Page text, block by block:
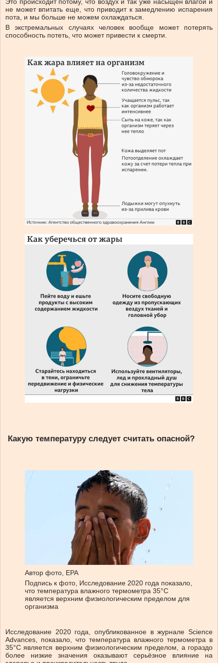
Это происходит потому, что воздух и так уже насыщен влагой и
не может впитать еще, что приводит к замедлению испарения
пота, и мы больше не можем охлаждаться.
В экстремальных случаях человек вообще может потерять
способность потеть, что может привести к смерти.
Какую температуру следует считать опасной?
Автор фото, EPA
Подпись к фото, Исследование 2020 года показало,
что температура влажного термометра 35°C
является верхним физиологическим пределом для
организма
Исследование 2020 года, опубликованное в журнале Science
Advances, показало, что температура влажного термометра в
35°C является верхним физиологическим пределом, а гораздо
более низкие значения оказывают серьёзное влияние на